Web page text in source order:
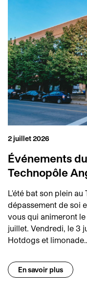
2 juillet 2026
Événements
Technopôle
L'été bat son plein au
dépassement de soi
vous qui animeront
juillet. Vendredi, le 3
Hotdogs et
En savoir plus